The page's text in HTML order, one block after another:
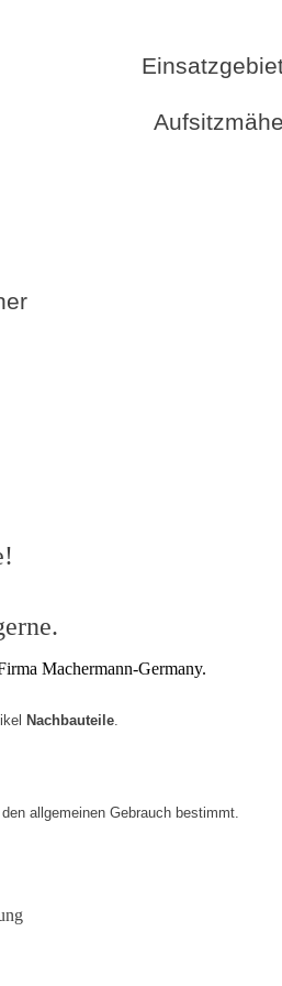
Machermann-Germany.
Nachbauteile.
allgemeinen Gebrauch bestimmt.